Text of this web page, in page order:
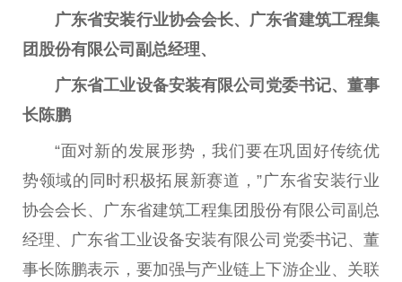
广东省安装行业协会会长、广东省建筑工程集
团股份有限公司副总经理、
广东省工业设备安装有限公司党委书记、董事
长陈鹏
“面对新的发展形势，我们要在巩固好传统优
势领域的同时积极拓展新赛道，”广东省安装行业
协会会长、广东省建筑工程集团股份有限公司副总
经理、广东省工业设备安装有限公司党委书记、董
事长陈鹏表示，要加强与产业链上下游企业、关联